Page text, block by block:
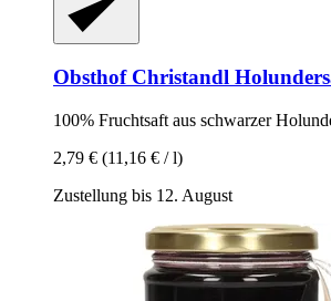
Obsthof Christandl
100% Fruchtsaft aus schwarzer
2,79 € (11,16 € / l)
Zustellung bis 12. August